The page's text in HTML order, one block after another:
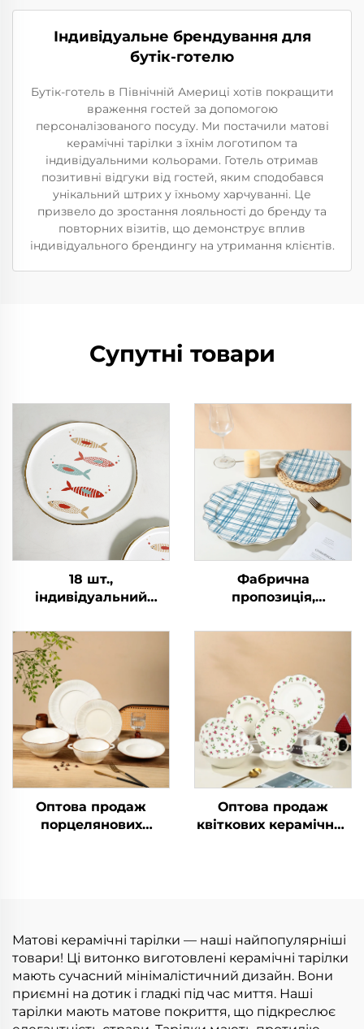
Індивідуальне брендування для
бутік-готелю
Бутік-готель в Північній Америці хотів покращити
враження гостей за допомогою
персоналізованого посуду. Ми постачили матові
керамічні тарілки з їхнім логотипом та
індивідуальними кольорами. Готель отримав
позитивні відгуки від гостей, яким сподобався
унікальний штрих у їхньому харчуванні. Це
призвело до зростання лояльності до бренду та
повторних візитів, що демонструє вплив
індивідуального брендингу на утримання клієнтів.
Супутні товари
18 шт.,
індивідуальний
тваринним
малюнком,
порцелянові тарілки
та миски для салату
та супу
Фабрична
пропозиція,
великого розміру 8
тарілка, екологічно
чиста керамічна
тарілка для салату
Оптова продаж
порцелянових
Оптова продаж
квіткових керамічних
керамічний посуд для
ресторанів
Матові керамічні тарілки — наші найпопулярніші
товари! Ці витонко виготовлені керамічні тарілки
мають сучасний мінімалістичний дизайн. Вони
приємні на дотик і гладкі під час миття. Наші
тарілки мають матове покриття, що підкреслює